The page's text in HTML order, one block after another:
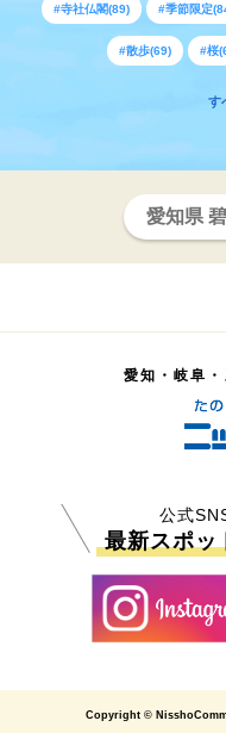
#寺社仏閣(89) #季節限定
#散歩(69) #桜
す
愛知県
愛知・岐阜
公式
最新スポッ
Copyright ©